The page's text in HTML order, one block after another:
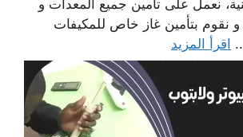
نعمل على تأمين جميع المعدات و
، و نقوم بتأمين غاز خاص للمكيفات
اقرأ المزيد